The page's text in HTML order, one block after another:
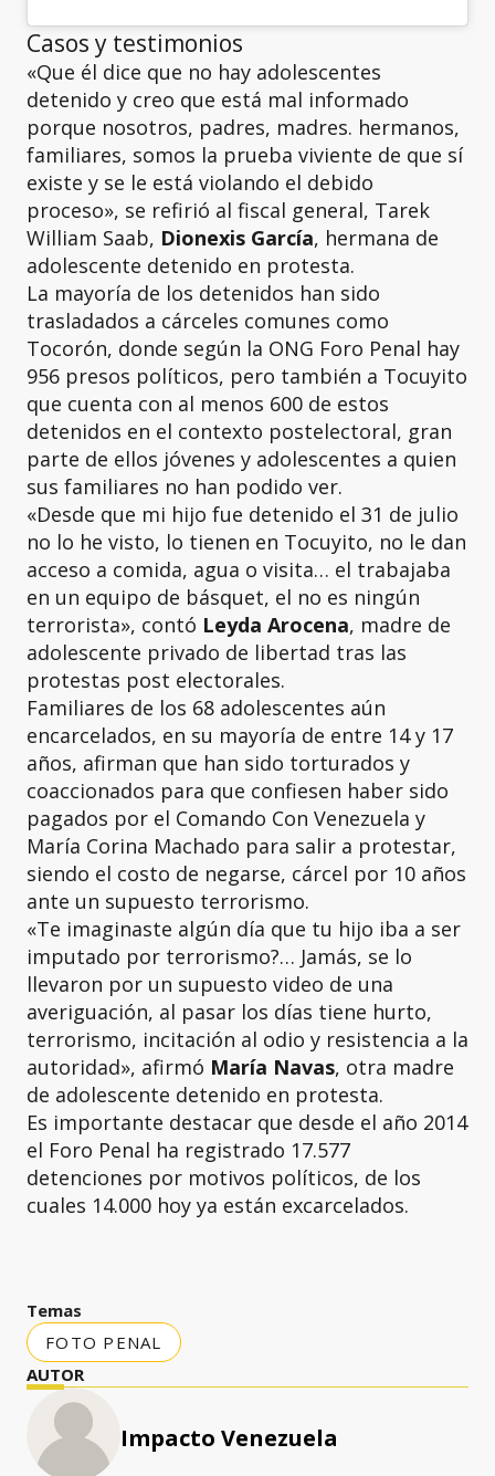
Casos y testimonios
«Que él dice que no hay adolescentes
detenido y creo que está mal informado
porque nosotros, padres, madres. hermanos,
familiares, somos la prueba viviente de que sí
existe y se le está violando el debido
proceso», se refirió al fiscal general, Tarek
William Saab, Dionexis García, hermana de
adolescente detenido en protesta.
La mayoría de los detenidos han sido
trasladados a cárceles comunes como
Tocorón, donde según la ONG Foro Penal hay
956 presos políticos, pero también a Tocuyito
que cuenta con al menos 600 de estos
detenidos en el contexto postelectoral, gran
parte de ellos jóvenes y adolescentes a quien
sus familiares no han podido ver.
«Desde que mi hijo fue detenido el 31 de julio
no lo he visto, lo tienen en Tocuyito, no le dan
acceso a comida, agua o visita… el trabajaba
en un equipo de básquet, el no es ningún
terrorista», contó Leyda Arocena, madre de
adolescente privado de libertad tras las
protestas post electorales.
Familiares de los 68 adolescentes aún
encarcelados, en su mayoría de entre 14 y 17
años, afirman que han sido torturados y
coaccionados para que confiesen haber sido
pagados por el Comando Con Venezuela y
María Corina Machado para salir a protestar,
siendo el costo de negarse, cárcel por 10 años
ante un supuesto terrorismo.
«Te imaginaste algún día que tu hijo iba a ser
imputado por terrorismo?… Jamás, se lo
llevaron por un supuesto video de una
averiguación, al pasar los días tiene hurto,
terrorismo, incitación al odio y resistencia a la
autoridad», afirmó María Navas, otra madre
de adolescente detenido en protesta.
Es importante destacar que desde el año 2014
el Foro Penal ha registrado 17.577
detenciones por motivos políticos, de los
cuales 14.000 hoy ya están excarcelados.
Temas
FOTO PENAL
AUTOR
Impacto Venezuela